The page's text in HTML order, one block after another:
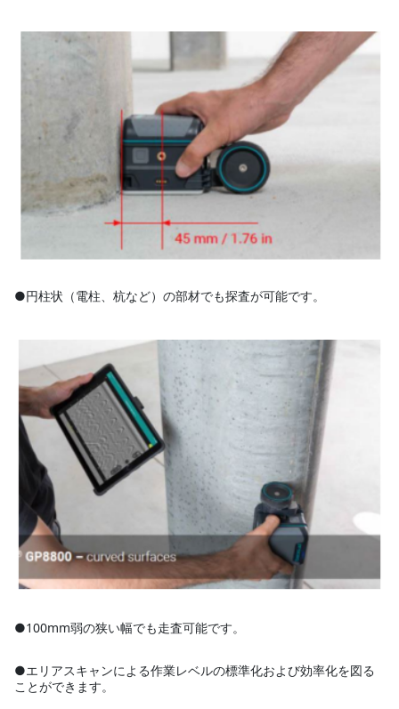
●円柱状（電柱、杭など）の部材でも探査が可能です。
●100mm弱の狭い幅でも走査可能です。
●エリアスキャンによる作業レベルの標準化および効率化を図る
ことができます。